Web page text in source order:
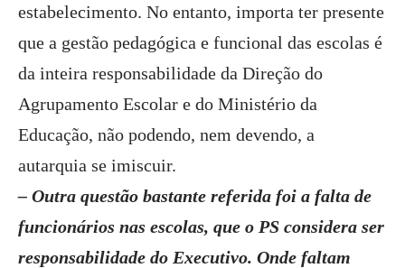
estabelecimento. No entanto, importa ter presente
que a gestão pedagógica e funcional das escolas é
da inteira responsabilidade da Direção do
Agrupamento Escolar e do Ministério da
Educação, não podendo, nem devendo, a
autarquia se imiscuir.
– Outra questão bastante referida foi a falta de
funcionários nas escolas, que o PS considera ser
responsabilidade do Executivo. Onde faltam